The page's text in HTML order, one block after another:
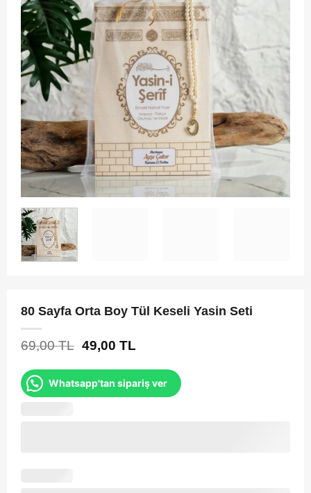
80 Sayfa Orta Boy Tül Keseli Yasin Seti
69,00TL Orijinal
69,00 TL.
49,00 TLŞu
fiyat:
49,00 TL.
Whatsapp'tan sipariş ver